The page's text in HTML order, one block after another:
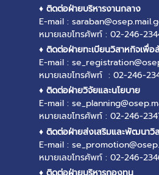
♦ ติดต่อฝ่ายบริหารงานกลาง
E-mail :
หมายเลขโทรศัพท์ : 02-246-
♦ ติดต่อฝ่ายทะเบียนวิสาหกิจเพื่
E-mail :
หมายเลขโทรศัพท์ : 02-246-
♦ ติดต่อฝ่ายวิจัยและนโยบาย
E-mail :
หมายเลขโทรศัพท์ : 02-246-
♦ ติดต่อฝ่ายส่งเสริมและพัฒนาวิ
E-mail :
หมายเลขโทรศัพท์ : 02-246-